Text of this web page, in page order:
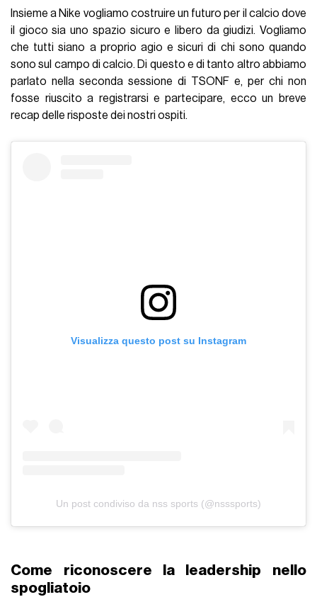
Insieme a Nike vogliamo costruire un futuro per il calcio dove
il gioco sia uno spazio sicuro e libero da giudizi. Vogliamo
che tutti siano a proprio agio e sicuri di chi sono quando
sono sul campo di calcio. Di questo e di tanto altro abbiamo
parlato nella seconda sessione di TSONF e, per chi non
fosse riuscito a registrarsi e partecipare, ecco un breve
recap delle risposte dei nostri ospiti.
Visualizza questo post su Instagram
Un post condiviso da nss sports (@nsssports)
Come riconoscere la leadership nello
spogliatoio